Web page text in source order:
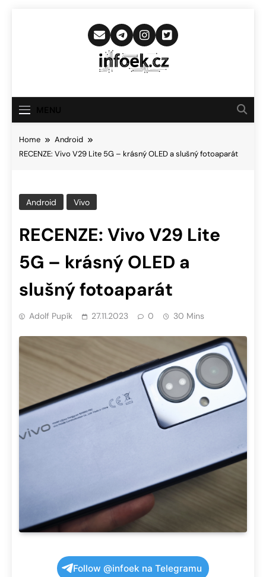
Infoek.cz
Novinkám
Home
Android
RECENZE: Vivo V29 Lite 5G – krásný OLED a slušný fotoaparát
Android Vivo
RECENZE: Vivo V29 Lite
5G – krásný OLED a
slušný fotoaparát
Adolf Pupík 27.11.2023 0 30 Mins
Follow @infoek na Telegramu